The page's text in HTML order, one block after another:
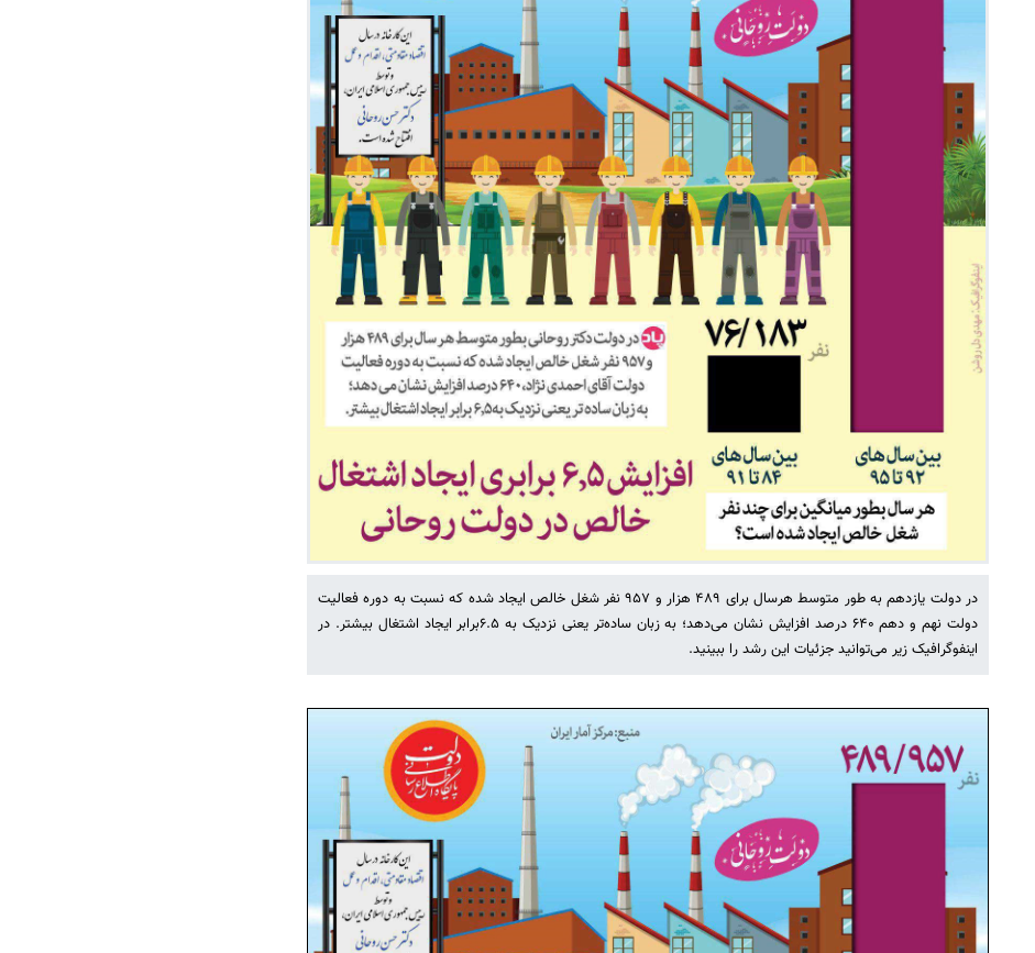
در دولت یازدهم به طور متوسط هرسال برای ۴۸۹ هزار و ۹۵۷ نفر شغل خالص ایجاد شده که نسبت به دوره فعالیت
دولت نهم و دهم ۶۴۰ درصد افزایش نشان می‌دهد؛ به زبان ساده‌تر یعنی نزدیک به ۶.۵برابر ایجاد اشتغال بیشتر. در
اینفوگرافیک زیر می‌توانید جزئیات این رشد را ببینید.